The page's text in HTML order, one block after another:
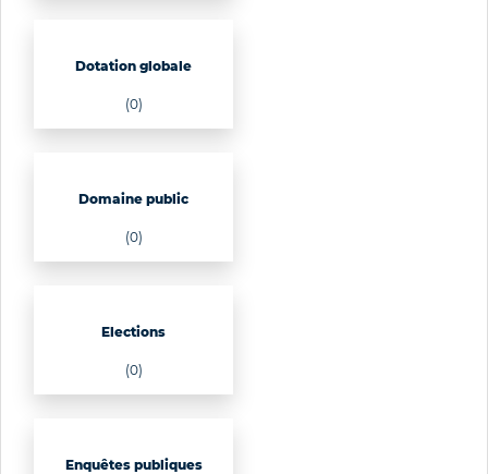
Dotation globale
(0)
Domaine public
(0)
Elections
(0)
Enquêtes publiques